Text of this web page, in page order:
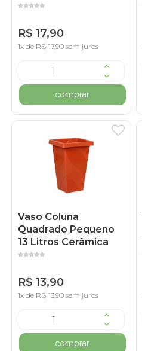
R$ 17,90
1x de R$ 17,90 sem juros
comprar
Vaso Coluna
Quadrado Pequeno
13 Litros Cerâmica
R$ 13,90
1x de R$ 13,90 sem juros
comprar